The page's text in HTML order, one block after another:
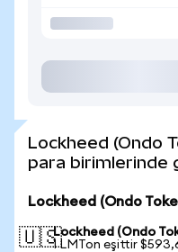
Lockheed (Ondo
para birimlerinde
Lockheed (Ondo
🇺🇸Lockheed (Ondo
1 LMTon eşittir